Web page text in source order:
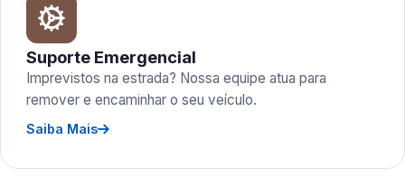
Suporte Emergencial
Imprevistos na estrada? Nossa equipe atua para
remover e encaminhar o seu veículo.
Saiba Mais